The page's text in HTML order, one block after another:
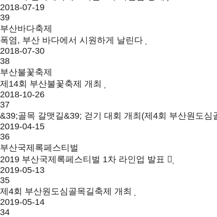
2018-07-19
39
부산바다축제
폭염, 부산 바다에서 시원하게 날린다
2018-07-30
38
부산불꽃축제
제14회 부산불꽃축제 개최
2018-10-26
37
&39;골목 갈맷길&39; 걷기 대회 개최(제4회 부산원도심
2019-04-15
36
부산국제록페스티벌
2019 부산국제록페스티벌 1차 라인업 발표
2019-05-13
35
제4회 부산원도심골목길축제 개최
2019-05-14
34